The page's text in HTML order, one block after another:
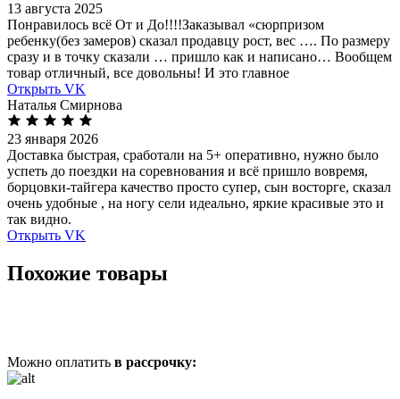
13 августа 2025
Понравилось всё От и До!!!!Заказывал «сюрпризом
ребенку(без замеров) сказал продавцу рост, вес …. По размеру
сразу и в точку сказали … пришло как и написано… Вообщем
товар отличный, все довольны! И это главное
Открыть VK
Наталья Смирнова
23 января 2026
Доставка быстрая, сработали на 5+ оперативно, нужно было
успеть до поездки на соревнования и всё пришло вовремя,
борцовки-тайгера качество просто супер, сын восторге, сказал
очень удобные , на ногу сели идеально, яркие красивые это и
так видно.
Открыть VK
Похожие товары
Можно оплатить в рассрочку: